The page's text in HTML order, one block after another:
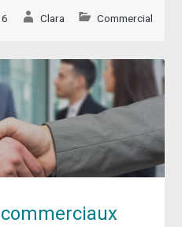
Clara Commercial